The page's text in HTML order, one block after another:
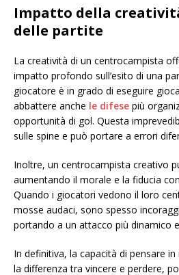
Impatto della
delle partite
La creatività di un centrocampista
impatto profondo sull’esito di una
giocatore è in grado di eseguire
abbattere anche le difese più
opportunità di gol. Questa
sulle spine e può portare a errori
Inoltre, un centrocampista creativo
aumentando il morale e la fiducia
Quando i giocatori vedono il loro
mosse audaci, sono spesso
portando a un attacco più dinamico
In definitiva, la capacità di pensare
la differenza tra vincere e perdere,